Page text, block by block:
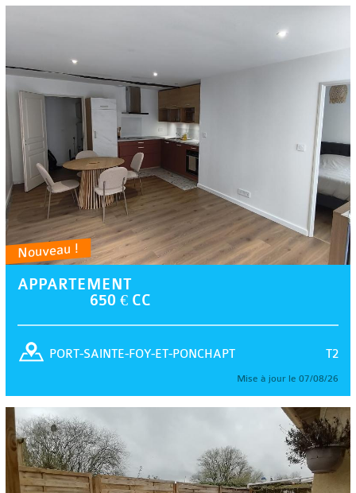
Nouveau !
APPARTEMENT
650 € CC
T2
PORT-SAINTE-FOY-ET-PONCHAPT
Mise à jour le 07/08/26